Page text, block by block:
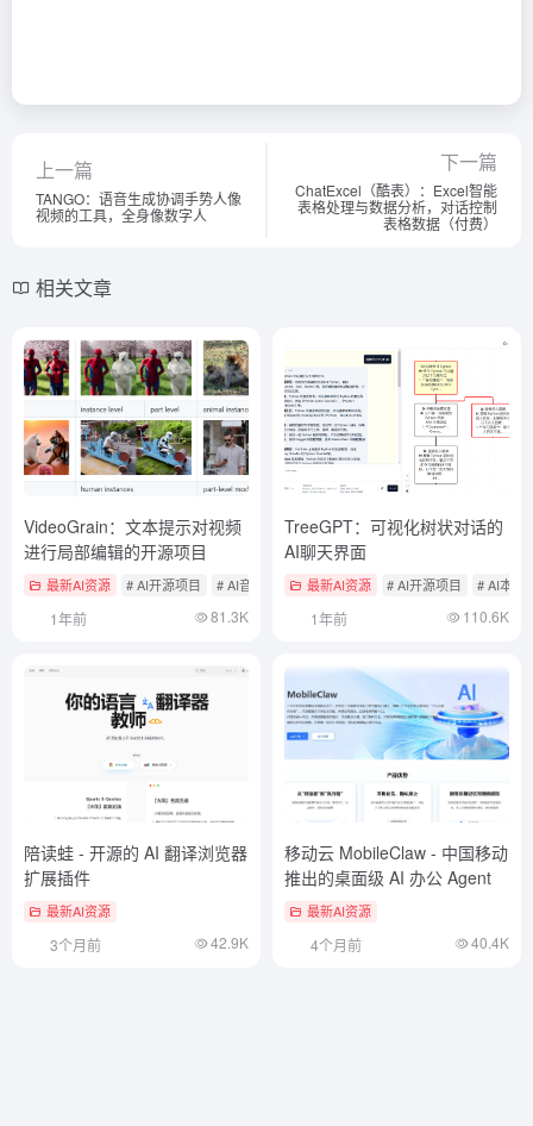
上一篇
TANGO：语音生成协调手势人像
视频的工具，全身像数字人
下一篇
ChatExcel（酷表）：Excel智能
表格处理与数据分析，对话控制
表格数据（付费）
相关文章
VideoGrain：文本提示对视频
进行局部编辑的开源项目
最新AI资源 # AI开源项目 # AI音视频编辑
1年前 81.3K
TreeGPT：可视化树状对话的
AI聊天界面
最新AI资源 # AI开源项目 # AI本地
1年前 110.6K
陪读蛙 - 开源的 AI 翻译浏览器
扩展插件
最新AI资源
3个月前 42.9K
移动云 MobileClaw - 中国移动
推出的桌面级 AI 办公 Agent
最新AI资源
4个月前 40.4K